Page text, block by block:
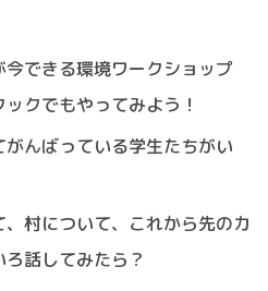
できる環境ワークショップ
クでもやってみよう！
んばっている学生たちがい
村について、これから先のカ
話してみたら？